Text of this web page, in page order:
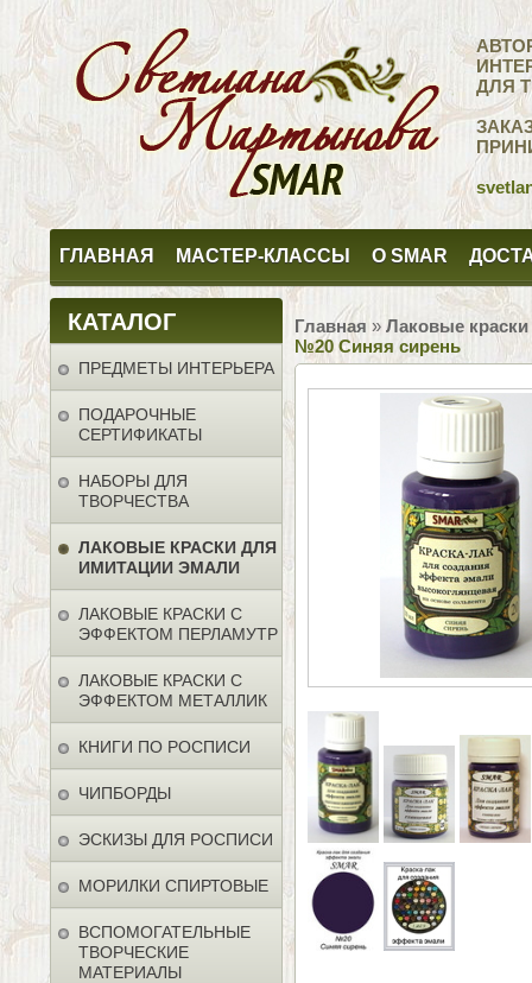
ДЛЯ
ГЛАВНАЯ МАСТЕР-КЛАССЫ О SMAR
КАТАЛОГ
ПРЕДМЕТЫ ИНТЕРЬЕРА
ПОДАРОЧНЫЕ
СЕРТИФИКАТЫ
НАБОРЫ ДЛЯ
ТВОРЧЕСТВА
ЛАКОВЫЕ КРАСКИ ДЛЯ
ИМИТАЦИИ ЭМАЛИ
ЛАКОВЫЕ КРАСКИ С
ЭФФЕКТОМ ПЕРЛАМУТР
ЛАКОВЫЕ КРАСКИ С
ЭФФЕКТОМ МЕТАЛЛИК
КНИГИ ПО РОСПИСИ
ЧИПБОРДЫ
ЭСКИЗЫ ДЛЯ РОСПИСИ
МОРИЛКИ СПИРТОВЫЕ
ВСПОМОГАТЕЛЬНЫЕ
ТВОРЧЕСКИЕ
МАТЕРИАЛЫ
Главная » Лаковые
№20 Синяя сирень